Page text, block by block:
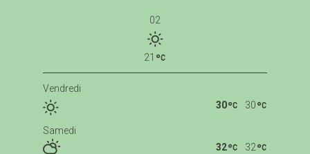
02
21
Vendredi
30
30
Samedi
32
32